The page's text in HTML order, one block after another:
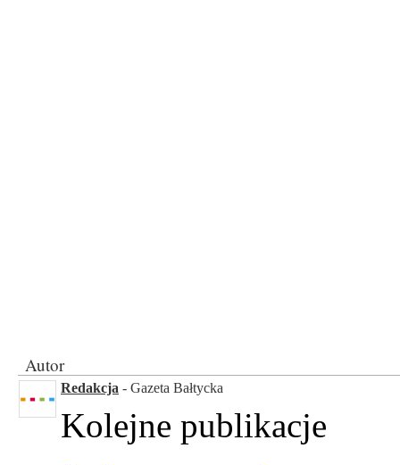
Autor
Redakcja - Gazeta Bałtycka
Kolejne publikacje